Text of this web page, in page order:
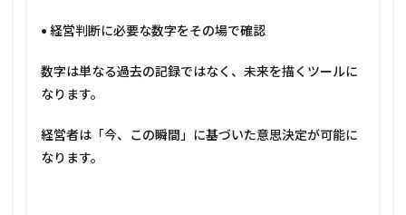
• 経営判断に必要な数字をその場で確認
数字は単なる過去の記録ではなく、未来を描くツールに
なります。
経営者は「今、この瞬間」に基づいた意思決定が可能に
なります。